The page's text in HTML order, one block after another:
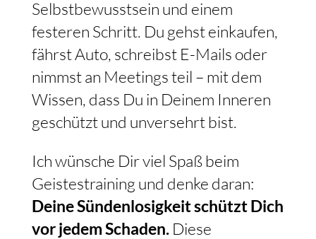
Selbstbewusstsein und einem
festeren Schritt. Du gehst einkaufen,
fährst Auto, schreibst E-Mails oder
nimmst an Meetings teil – mit dem
Wissen, dass Du in Deinem Inneren
geschützt und unversehrt bist.
Ich wünsche Dir viel Spaß beim
Deine Sündenlosigkeit schützt Dich
vor jedem Schaden.Diese